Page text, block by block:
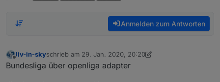
Anmelden zum Antworten
Offline
liv-in-skyschrieb am 29. Jan. 2020, 20:20
zuletzt editiert von liv-in-sky7. Feb. 2020, 16:55
Bundesliga über openliga adapter